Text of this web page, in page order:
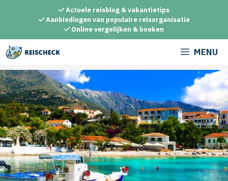
inhoud
Actuele reisblog & vakantietips
Aanbiedingen van populaire reisorganisatie
Online vergelijken & boeken
MENU